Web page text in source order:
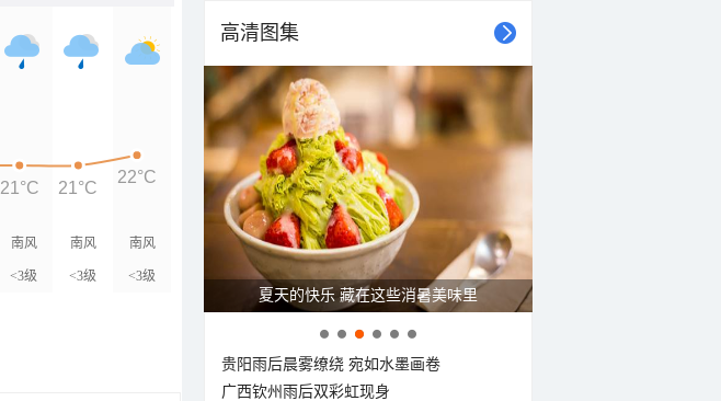
南风
<3级
南风
<3级
南风
<3级
21°C 21°C
22°C
高清图集
夏天的快乐 藏在这些消暑美味里
贵阳雨后晨雾缭绕 宛如水墨画卷
广西钦州雨后双彩虹现身